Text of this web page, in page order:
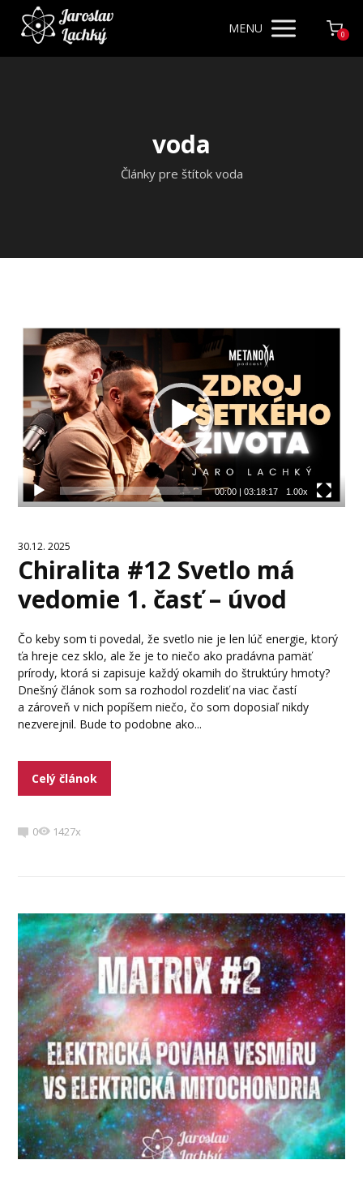
MENU 0
voda
Články pre štítok voda
Video
prehrávač
00:00| 03:18:17 1.00x
30.12. 2025
Chiralita #12 Svetlo má
vedomie 1. časť – úvod
Čo keby som ti povedal, že svetlo nie je len lúč energie, ktorý
ťa hreje cez sklo, ale že je to niečo ako pradávna pamäť
prírody, ktorá si zapisuje každý okamih do štruktúry hmoty?
Dnešný článok som sa rozhodol rozdeliť na viac častí
a zároveň v nich popíšem niečo, čo som doposiaľ nikdy
nezverejnil. Bude to podobne ako...
Celý článok
0 1427x